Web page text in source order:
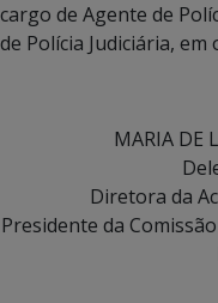
cargo de Agente de
de Polícia Judiciária,
MARIA DE
Diretora da
Presidente da